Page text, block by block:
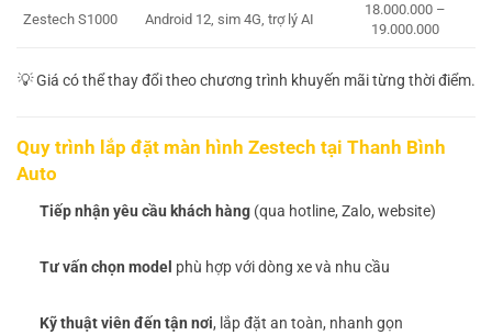
Zestech S1000 Android 12, sim 4G, trợ lý AI
18.000.000 –
19.000.000
💡 Giá có thể thay đổi theo chương trình khuyến mãi từng thời điểm.
Quy trình lắp đặt màn hình Zestech tại Thanh Bình
Auto
Tiếp nhận yêu cầu khách hàng(qua hotline, Zalo, website)
Tư vấn chọn model phù hợp với dòng xe và nhu cầu
Kỹ thuật viên đến tận nơi, lắp đặt an toàn, nhanh gọn